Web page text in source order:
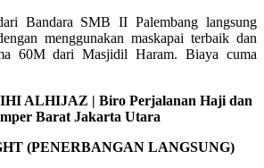
Bandara SMB II Palembang langsung
menggunakan maskapai terbaik dan
60M dari Masjidil Haram. Biaya cuma
ALHIJAZ | Biro Perjalanan Haji dan
Barat Jakarta Utara
(PENERBANGAN LANGSUNG)